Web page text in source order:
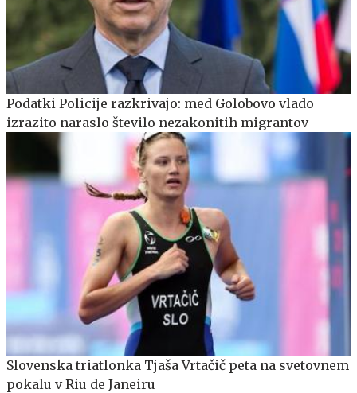
Podatki Policije razkrivajo: med Golobovo vlado
izrazito naraslo število nezakonitih migrantov
Slovenska triatlonka Tjaša Vrtačič peta na svetovnem
pokalu v Riu de Janeiru